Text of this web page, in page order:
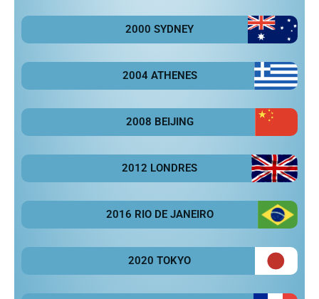
2000 SYDNEY
2004 ATHENES
2008 BEIJING
2012 LONDRES
2016 RIO DE JANEIRO
2020 TOKYO